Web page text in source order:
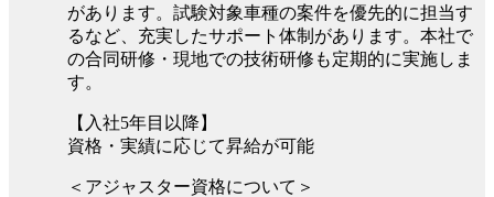
があります。試験対象車種の案件を優先的に担当す
るなど、充実したサポート体制があります。本社で
の合同研修・現地での技術研修も定期的に実施しま
す。
【入社5年目以降】
資格・実績に応じて昇給が可能
＜アジャスター資格について＞